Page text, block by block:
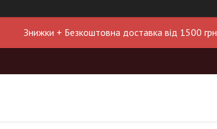
Знижки + Безкоштовна доставка від 1500 грн